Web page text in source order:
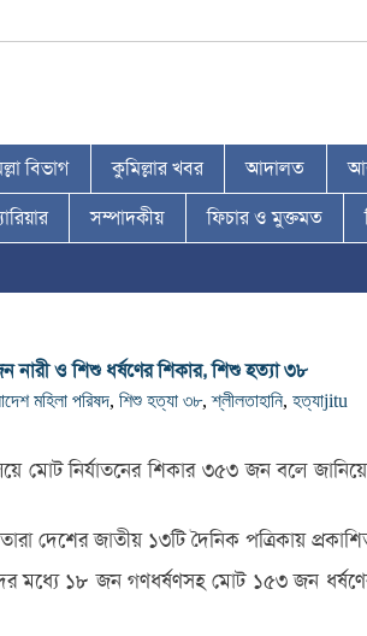
বিভাগ কুমিল্লার খবর আদালত
সম্পাদকীয় ফিচার ও মুক্তমত
ও শিশু ধর্ষণের শিকার, শিশু হত্যা ৩৮
মহিলা পরিষদ, শিশু হত্যা ৩৮,শ্লীলতাহানি, হত্যাjitu
মোট নির্যাতনের শিকার ৩৫৩ জন বলে
জাতীয় ১৩টি দৈনিক পত্রিকায়
মধ্যে ১৮ জন গণধর্ষণসহ মোট ১৫৩ জন